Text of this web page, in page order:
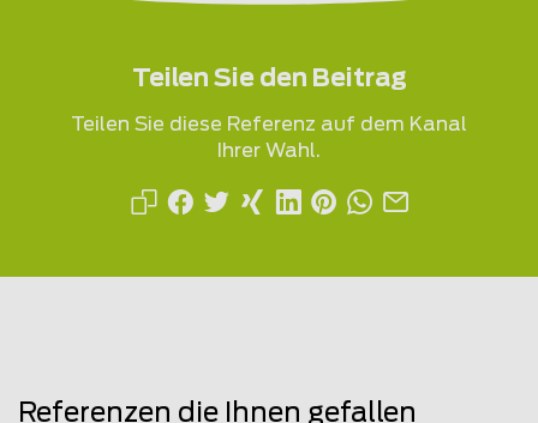
Teilen Sie den Beitrag
Teilen Sie diese Referenz auf dem Kanal
Ihrer Wahl.
Referenzen die Ihnen gefallen